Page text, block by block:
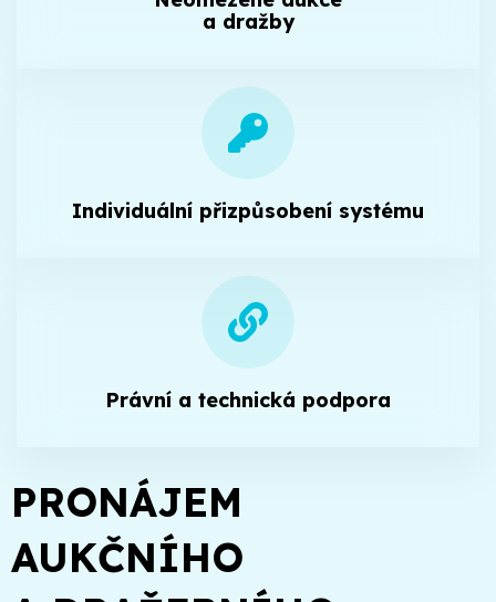
a dražby
Individuální přizpůsobení systému
Právní a technická podpora
PRONÁJEM
AUKČNÍHO